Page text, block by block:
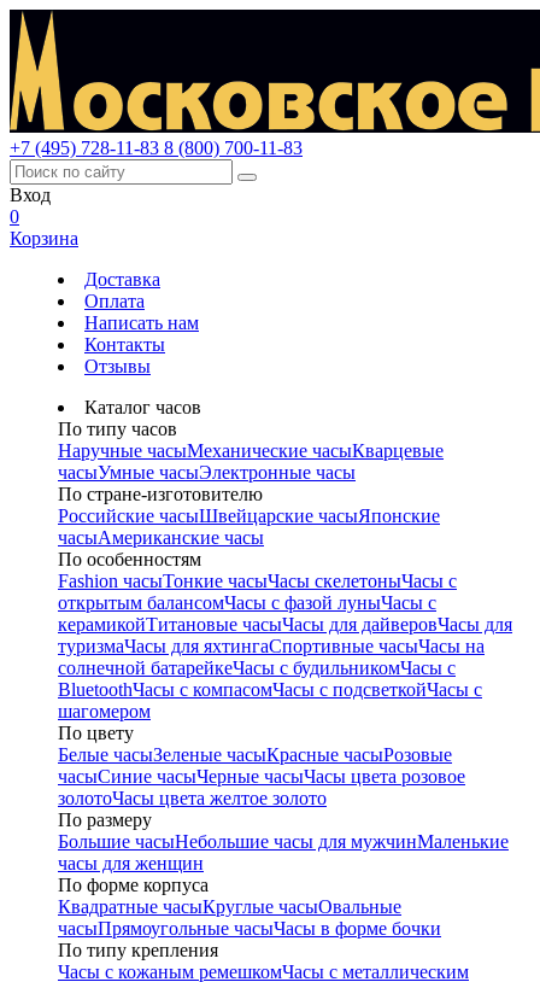
+7 (495) 728-11-83 8 (800) 700-11-83
Вход
0
Корзина
Доставка
Оплата
Написать нам
Контакты
Отзывы
Каталог часов
По типу часов
Наручные часыМеханические часыКварцевые
часыУмные часыЭлектронные часы
По стране-изготовителю
Российские часыШвейцарские часыЯпонские
часыАмериканские часы
По особенностям
Fashion часыТонкие часыЧасы скелетоныЧасы с
открытым балансомЧасы с фазой луныЧасы с
керамикойТитановые часыЧасы для дайверовЧасы для
туризмаЧасы для яхтингаСпортивные часыЧасы на
солнечной батарейкеЧасы с будильникомЧасы с
BluetoothЧасы с компасомЧасы с подсветкойЧасы с
шагомером
По цвету
Белые часыЗеленые часыКрасные часыРозовые
часыСиние часыЧерные часыЧасы цвета розовое
золотоЧасы цвета желтое золото
По размеру
Большие часыНебольшие часы для мужчинМаленькие
часы для женщин
По форме корпуса
Квадратные часыКруглые часыОвальные
часыПрямоугольные часыЧасы в форме бочки
По типу крепления
Часы с кожаным ремешкомЧасы с металлическим